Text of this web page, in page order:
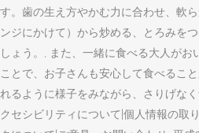
す。歯の生え方やかむ力に合わせ、軟
ンジにかけて）から炒める、とろみを
しょう。, また、一緒に食べる大人がお
ことで、お子さんも安心して食べるこ
れるように様子をみながら、さりげな
クセシビリティについて|個人情報の取